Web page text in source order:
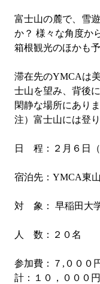
富士山の麓で、雪
か？ 様々な角度か
箱根観光のほかも
滞在先のYMCAは
士山を望み、背後
閑静な場所にありま
注）富士山には登り
日 程：２月６日（
宿泊先：YMCA東
対 象： 早稲田大
人 数：２０名
参加費：７,０００
計：１０，０００円